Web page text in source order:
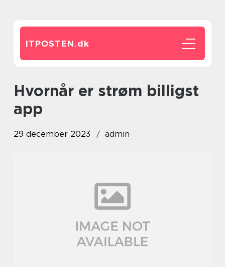
ITPOSTEN.dk
hvornår er strøm billigst
app
29 december 2023 admin